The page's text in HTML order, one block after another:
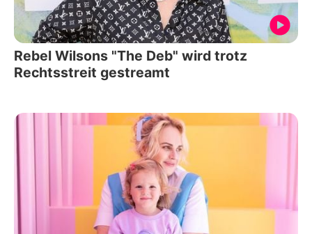
Rebel Wilsons "The Deb" wird trotz
Rechtsstreit gestreamt